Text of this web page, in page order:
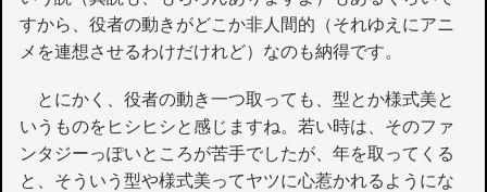
すから、役者の動きがどこか非人間的（それゆえにアニ
メを連想させるわけだけれど）なのも納得です。
とにかく、役者の動き一つ取っても、型とか様式美と
いうものをヒシヒシと感じますね。若い時は、そのファ
ンタジーっぽいところが苦手でしたが、年を取ってくる
と、そういう型や様式美ってヤツに心惹かれるようにな